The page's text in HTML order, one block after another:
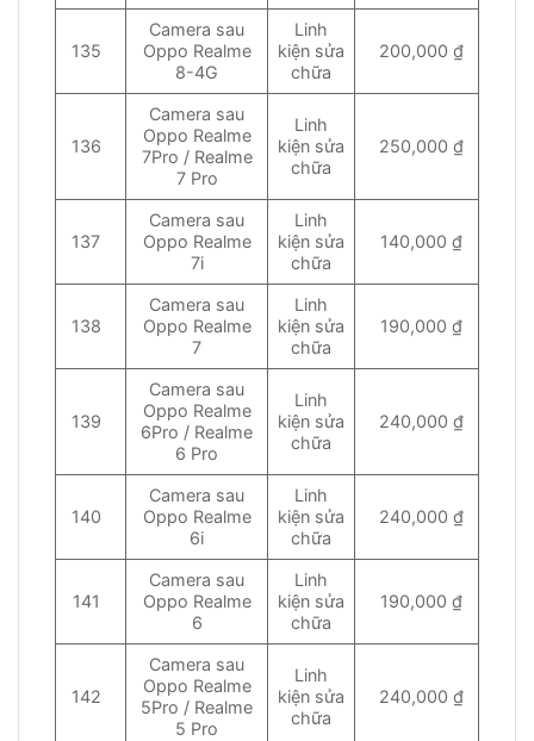
135
Camera sau
Oppo Realme
8-4G
Linh
kiện sửa
chữa
200,000 ₫
136
Camera sau
Oppo Realme
7Pro / Realme
7 Pro
Linh
kiện sửa
chữa
250,000 ₫
137
Camera sau
Oppo Realme
7i
Linh
kiện sửa
chữa
140,000 ₫
138
Camera sau
Oppo Realme
7
Linh
kiện sửa
chữa
190,000 ₫
139
Camera sau
Oppo Realme
6Pro / Realme
6 Pro
Linh
kiện sửa
chữa
240,000 ₫
140
Camera sau
Oppo Realme
6i
Linh
kiện sửa
chữa
240,000 ₫
141
Camera sau
Oppo Realme
6
Linh
kiện sửa
chữa
190,000 ₫
142
Camera sau
Oppo Realme
5Pro / Realme
5 Pro
Linh
kiện sửa
chữa
240,000 ₫